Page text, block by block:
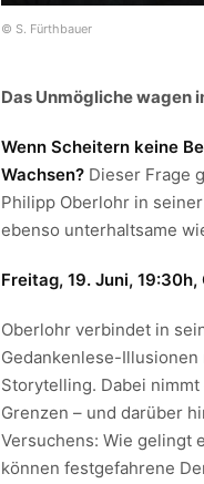
© S. Fürthbauer
Das Unmögliche wagen
Wenn Scheitern keine
Wachsen? Dieser Frage
Philipp Oberlohr in
ebenso unterhaltsame
Freitag, 19. Juni, 19:30h,
Oberlohr verbindet in
Gedankenlese-
Storytelling. Dabei
Grenzen – und darüber
Versuchens: Wie gelingt
können festgefahrene